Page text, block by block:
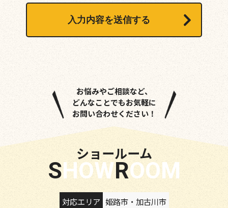
お悩みやご相談など、
どんなことでもお気軽に
お問い合わせください！
ショールーム
SHOW ROOM
対応エリア 姫路市・加古川市